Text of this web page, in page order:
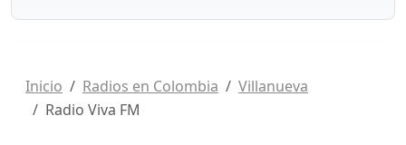
Inicio Radios en Colombia
Villanueva
Radio Viva FM